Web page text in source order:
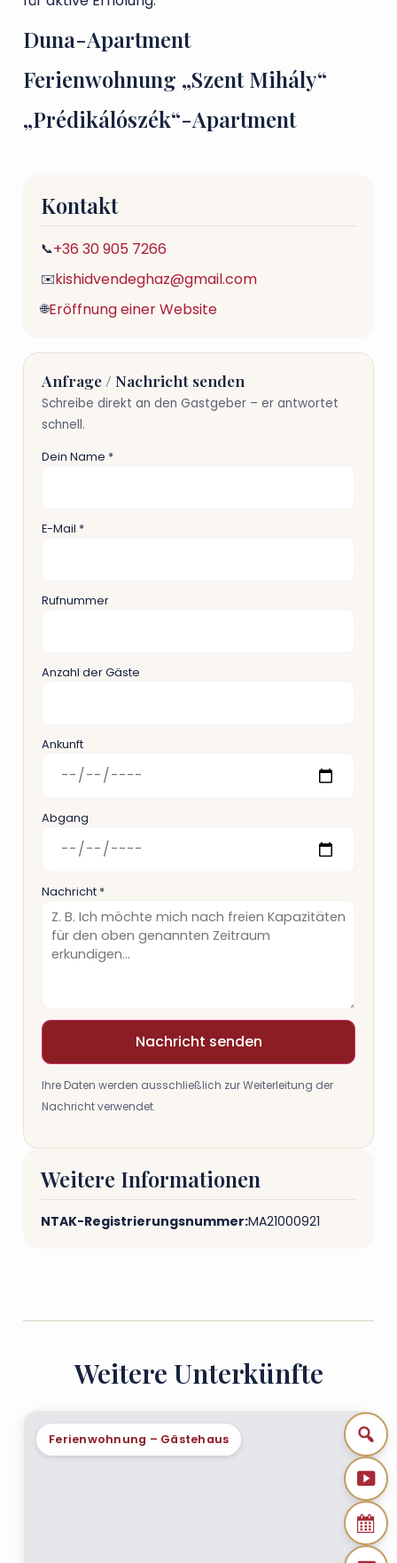
Duna-Apartment
Ferienwohnung „Szent Mihály“
„Prédikálószék“-Apartment
Kontakt
📞+36 30 905 7266
✉️kishidvendeghaz@gmail.com
🌐Eröffnung einer Website
Anfrage / Nachricht senden
Schreibe direkt an den Gastgeber – er antwortet
schnell.
Dein Name *
E-Mail *
Rufnummer
Anzahl der Gäste
Ankunft
Abgang
Nachricht *
Nachricht senden
Ihre Daten werden ausschließlich zur Weiterleitung der
Nachricht verwendet.
Weitere Informationen
NTAK-Registrierungsnummer:MA21000921
Weitere Unterkünfte
Ferienwohnung – Gästehaus